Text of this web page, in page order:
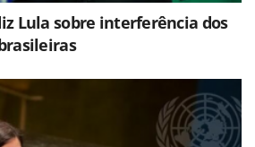
Lula sobre interferência dos